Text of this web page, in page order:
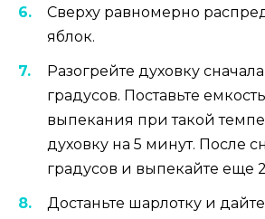
Сверху равномерно
яблок.
Разогрейте духовку
градусов. Поставьте
выпекания при такой
духовку на 5 минут. После
градусов и выпекайте еще
Достаньте шарлотку и